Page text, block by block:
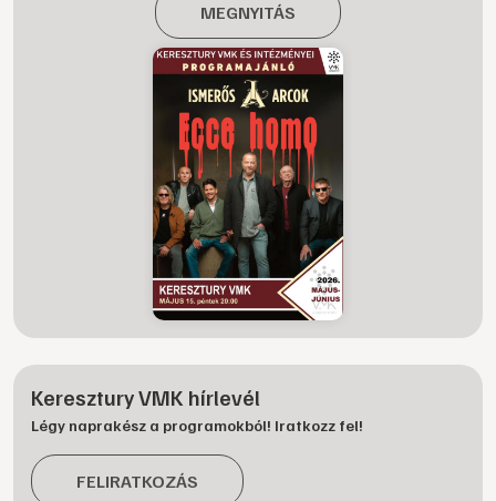
MEGNYITÁS
Keresztury VMK hírlevél
Légy naprakész a programokból! Iratkozz fel!
FELIRATKOZÁS